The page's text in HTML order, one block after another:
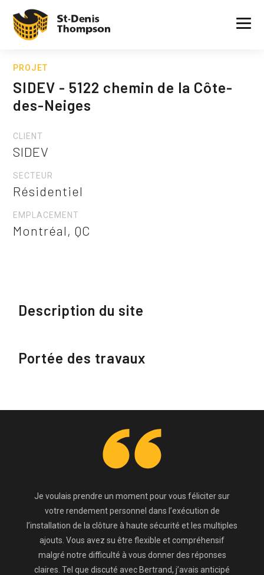
PROJET
SIDEV - 5122 chemin de la Côte-
des-Neiges
CLIENT
SIDEV
SECTEUR
Résidentiel
EMPLACEMENT
Montréal, QC
Description du site
Portée des travaux
Je voulais prendre un moment pour vous féliciter sur
votre rendement personnel dans l’exécution de
l’installation de la clôture à haute sécurité et les multiples
ajouts. Vous avez su être flexible et compréhensif
malgré notre difficulté à vous donner des réponses
claires. Tel que discuté avec Bertrand, j’avais anticipé